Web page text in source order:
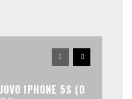
IPHONE 5S (O